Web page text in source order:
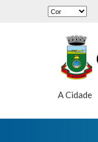
A Cidade